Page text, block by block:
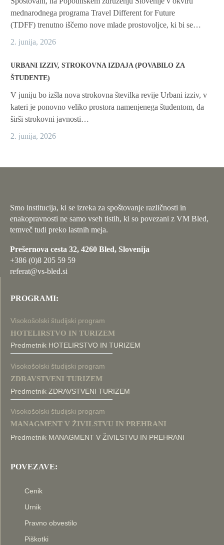
mednarodnega programa Travel Different for Future
(TDFF) trenutno iščemo nove mlade prostovoljce, ki bi se…
2. junija, 2026
URBANI IZZIV, STROKOVNA IZDAJA (POVABILO ZA
ŠTUDENTE)
V juniju bo izšla nova strokovna številka revije Urbani izziv, v
kateri je ponovno veliko prostora namenjenega študentom, da
širši strokovni javnosti…
2. junija, 2026
Smo institucija, ki se izreka za spoštovanje različnosti in
enakopravnosti ne samo vseh tistih, ki so povezani z VM Bled,
temveč tudi preko lastnih meja.
Prešernova cesta 32, 4260 Bled, Slovenija
+386 (0)8 205 59 59
referat@vs-bled.si
PROGRAMI:
Visokošolski študijski program
HOTELIRSTVO IN TURIZEM
Predmetnik HOTELIRSTVO IN TURIZEM
Visokošolski študijski program
ZDRAVSTVENI TURIZEM
Predmetnik ZDRAVSTVENI TURIZEM
Visokošolski študijski program
MANAGMENT V ŽIVILSTVU IN PREHRANI
Predmetnik MANAGMENT V ŽIVILSTVU IN PREHRANI
POVEZAVE:
Cenik
Urnik
Pravno obvestilo
Piškotki